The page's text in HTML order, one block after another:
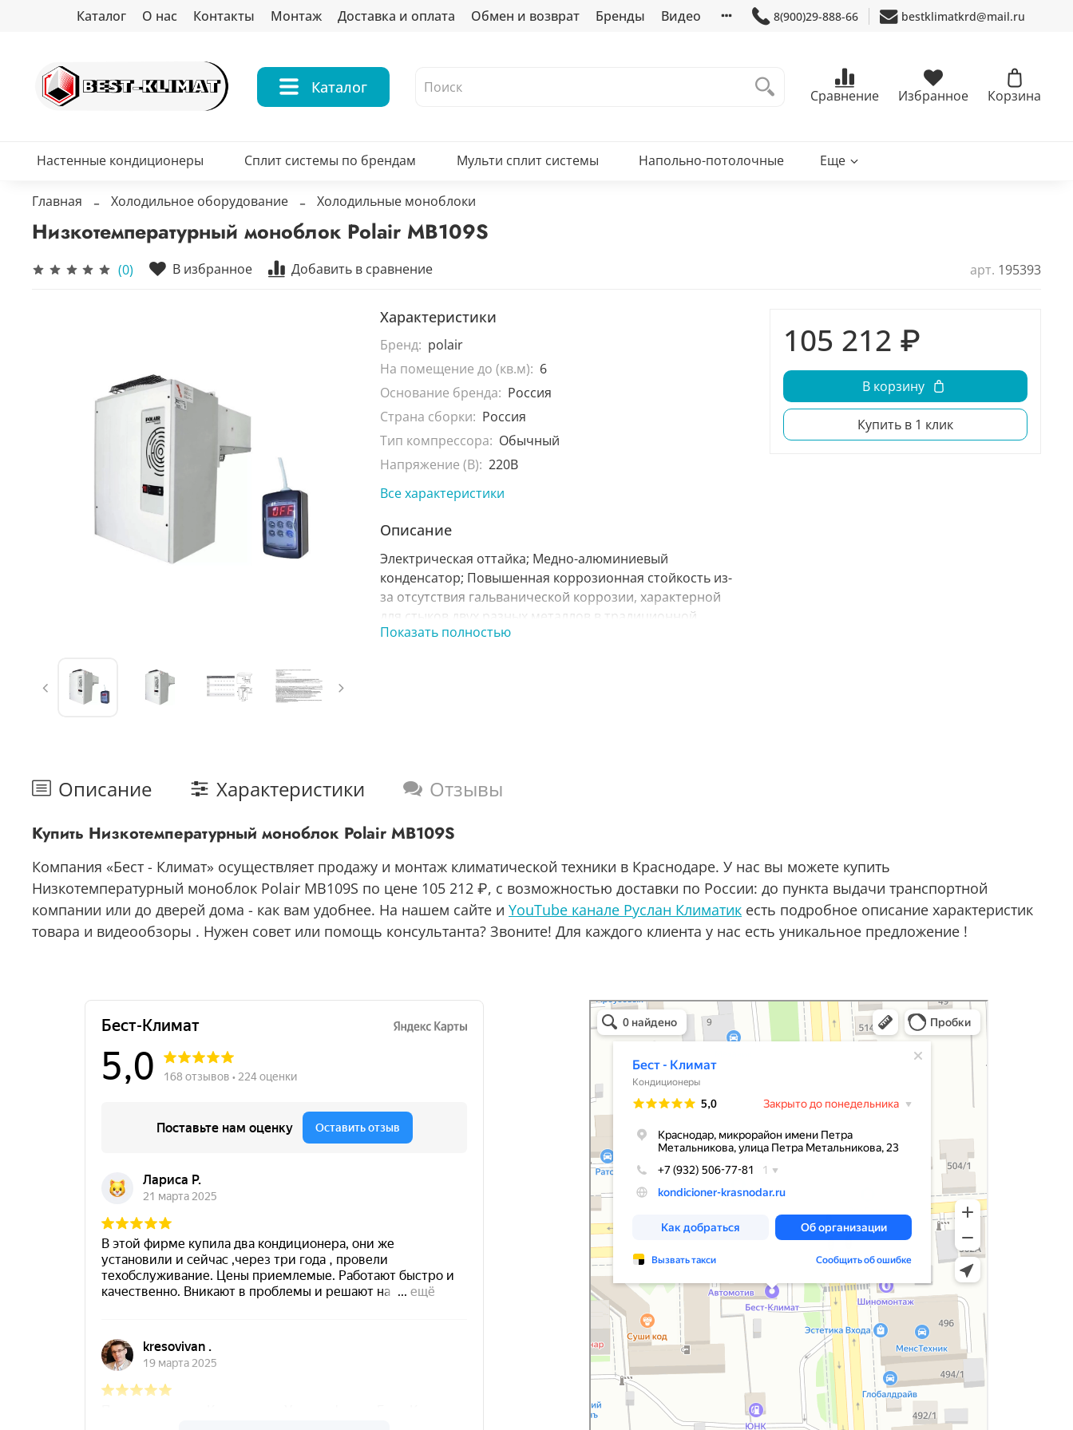
Каталог О нас Контакты Монтаж Доставка и оплата Обмен и возврат Бренды Видео 8(900)29-888-66 bestklimatkrd@mail.ru
Каталог Сравнение Избранное Корзина
Настенные кондиционеры Сплит системы по брендам Мульти сплит системы Напольно-потолочные Еще
Главная Холодильное оборудование Холодильные моноблоки
Низкотемпературный моноблок Polair MB109S
(0) В избранное Добавить в сравнение арт. 195393
Характеристики
Бренд: polair
На помещение до (кв.м): 6
Основание бренда: Россия
Страна сборки: Россия
Тип компрессора: Обычный
Напряжение (В): 220В
Все характеристики
Описание
Электрическая оттайка; Медно-алюминиевый
конденсатор; Повышенная коррозионная стойкость из-
за отсутствия гальванической коррозии, характерной
для стыков двух разных металлов в традиционной
конструкции теплообменников; Низкое
Показать полностью
105 212 ₽
В корзину
Купить в 1 клик
Описание Характеристики Отзывы
Купить Низкотемпературный моноблок Polair MB109S
Компания «Бест - Климат» осуществляет продажу и монтаж климатической техники в Краснодаре. У нас вы можете купить
Низкотемпературный моноблок Polair MB109S по цене 105 212 ₽, с возможностью доставки по России: до пункта выдачи транспортной
компании или до дверей дома - как вам удобнее. На нашем сайте и YouTube канале Руслан Климатик есть подробное описание характеристик
товара и видеообзоры . Нужен совет или помощь консультанта? Звоните! Для каждого клиента у нас есть уникальное предложение !
Бест-климат
Кондиционеры в Краснодаре